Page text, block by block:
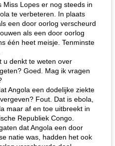
Miss Lopes er nog steeds in
te verbeteren. In plaats
een door oorlog verscheurd
als een door oorlog
één heet meisje. Tenminste
u denkt te weten over
Goed. Mag ik vragen
Angola een dodelijke ziekte
Fout. Dat is ebola,
maar af en toe uitbreekt in
Republiek Congo.
dat Angola een door
natie was, hadden het ook